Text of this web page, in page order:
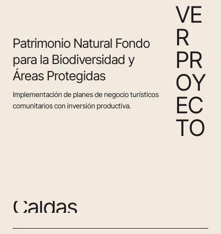
Patrimonio Natural Fondo
para la Biodiversidad y
Áreas Protegidas
Implementación de planes de negocio turísticos
comunitarios con inversión productiva.
VE
R
PR
OY
EC
TO
Caldas